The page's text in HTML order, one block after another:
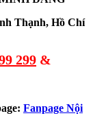
Thạnh, Hồ Chí
299 &
Fanpage Nội